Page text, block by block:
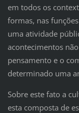
em todos os
formas, nas
uma atividade
acontecimentos
pensamento e o
determinado uma
Sobre este fato a
esta composta de